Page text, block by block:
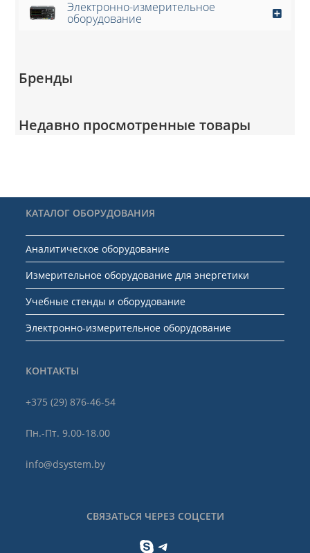
Электронно-измерительное
оборудование
Бренды
Недавно просмотренные товары
КАТАЛОГ ОБОРУДОВАНИЯ
Аналитическое оборудование
Измерительное оборудование для энергетики
Учебные стенды и оборудование
Электронно-измерительное оборудование
КОНТАКТЫ
+375 (29) 876-46-54
Пн.-Пт. 9.00-18.00
info@dsystem.by
СВЯЗАТЬСЯ ЧЕРЕЗ СОЦСЕТИ
SkypeTelegram